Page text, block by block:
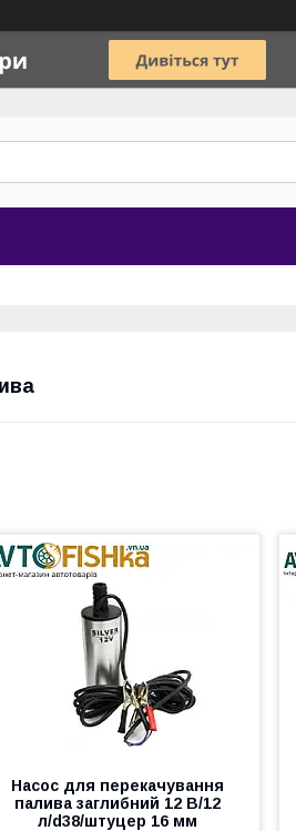
Насос для перекачування
палива заглибний 12 В/12
л/d38/штуцер 16 мм